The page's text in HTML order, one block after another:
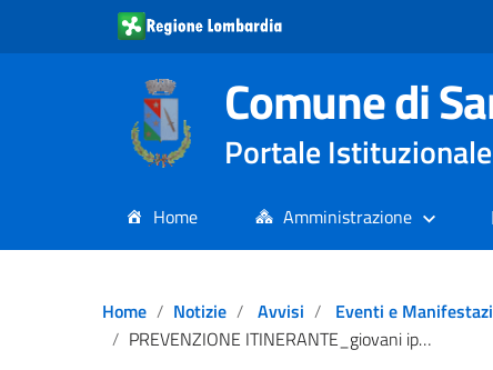
Comune di
Portale
Home Amministrazione
Home Notizie Avvisi
Eventi e
PREVENZIONE ITINERANTE_giovani iperconnessi – evento a SAN BARTOLOMEO VAL CAVARGNA